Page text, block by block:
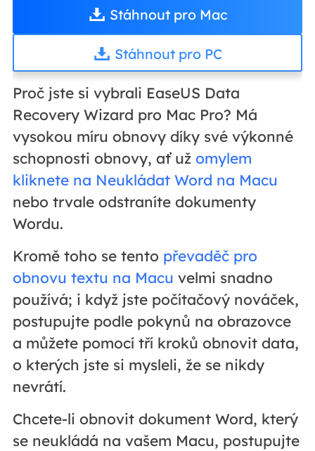
Stáhnout pro Mac
Stáhnout pro PC
Proč jste si vybrali EaseUS Data
Recovery Wizard pro Mac Pro? Má
vysokou míru obnovy díky své výkonné
schopnosti obnovy, ať už omylem
kliknete na Neukládat Word na Macu
nebo trvale odstraníte dokumenty
Wordu.
Kromě toho se tento převaděč pro
obnovu textu na Macu velmi snadno
používá; i když jste počítačový nováček,
postupujte podle pokynů na obrazovce
a můžete pomocí tří kroků obnovit data,
o kterých jste si mysleli, že se nikdy
nevrátí.
Chcete-li obnovit dokument Word, který
se neukládá na vašem Macu, postupujte